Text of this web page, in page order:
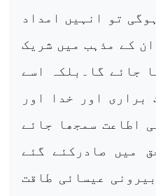
تو انہیں امداد
کے مذہب میں شریک
جائے گا۔بلکہ اسے
براری اور خدا اور
اطاعت سمجھا جائے
میں صادرکئے گئے
عیسائی طاقت